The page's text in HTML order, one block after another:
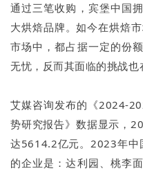
通过三笔收购，宾堡中国
大烘焙品牌。如今在烘焙
市场中，都占据一定的份
无忧，反而其面临的挑战也
艾媒咨询发布的《2024-
势研究报告》数据显示，
达5614.2亿元。2023年中
的企业是：达利园、桃李